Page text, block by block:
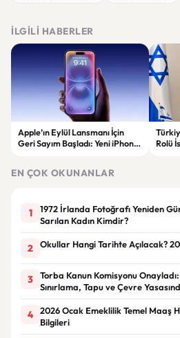
İLGILI HABERLER
Apple’ın Eylül Lansmanı İçin
Geri Sayım Başladı: Yeni iPhone
Rolü
EN ÇOK OKUNANLAR
1
1972 İrlanda Fotoğrafı Yeniden
Sarılan Kadın Kimdir?
2 Okullar Hangi Tarihte Açılacak?
3
Torba Kanun Komisyonu
Sınırlama, Tapu ve Çevre
4
2026 Ocak Emeklilik Temel Maaş
Bilgileri